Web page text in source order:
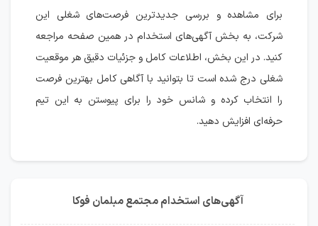
برای مشاهده و بررسی جدیدترین فرصت‌های شغلی این
شرکت، به بخش آگهی‌های استخدام در همین صفحه مراجعه
کنید. در این بخش، اطلاعات کامل و جزئیات دقیق هر موقعیت
شغلی درج شده است تا بتوانید با آگاهی کامل بهترین فرصت
را انتخاب کرده و شانس خود را برای پیوستن به این تیم
حرفه‌ای افزایش دهید.
آگهی‌های استخدام مجتمع مبلمان فوکا